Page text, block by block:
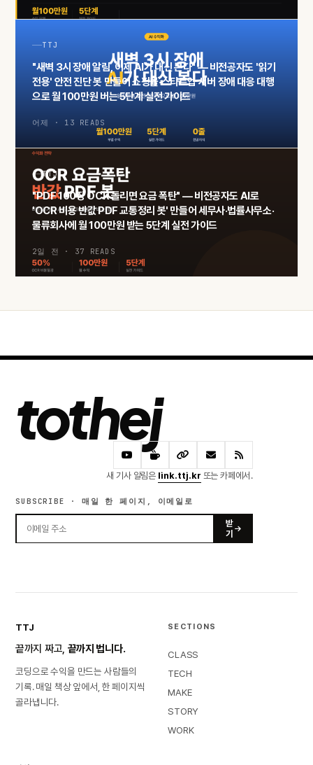
TTJ
"새벽 3시 장애 알림, 이제 AI가 대신 본다" — 비전공자도 '읽기
전용' 안전 진단 봇 만들어 쇼핑몰·스타트업 서버 장애 대응 대행
으로 월 100만원 버는 5단계 실전 가이드
어제 · 13 READS
TTJ
"PDF 100장 OCR 돌리면 요금 폭탄" — 비전공자도 AI로
'OCR 비용 반값 PDF 교통정리 봇' 만들어 세무사·법률사무소·
물류회사에 월 100만원 받는 5단계 실전 가이드
2일 전 · 37 READS
tothej
새 기사 알림은 link.ttj.kr 또는 카페에서.
SUBSCRIBE · 매일 한 페이지, 이메일로
받
기
TTJ
끝까지 짜고, 끝까지 법니다.
코딩으로 수익을 만드는 사람들의
기록. 매일 책상 앞에서, 한 페이지씩
골라냅니다.
SECTIONS
CLASS
TECH
MAKE
STORY
WORK